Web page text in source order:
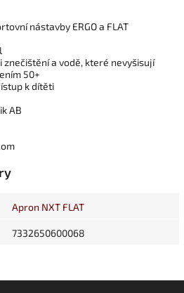
nástavby ERGO a FLAT
znečištění a vodě, které nevyšisují
50+
k dítěti
AB
Apron NXT FLAT
7332650600068